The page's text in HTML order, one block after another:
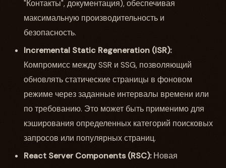
"Контакты", документация), обеспечивая
максимальную производительность и
безопасность.
Incremental Static Regeneration (ISR):
Компромисс между SSR и SSG, позволяющий
обновлять статические страницы в фоновом
режиме через заданные интервалы времени или
по требованию. Это может быть применимо для
кэширования определенных категорий поисковых
запросов или популярных страниц.
React Server Components (RSC):Новая